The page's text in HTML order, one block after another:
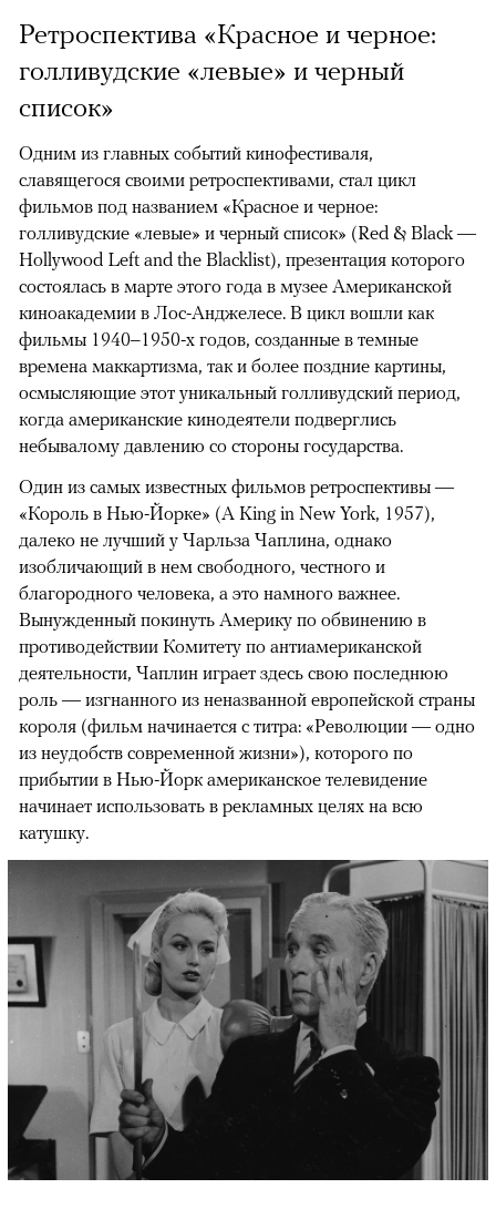
Ретроспектива «Красное и черное:
голливудские «левые» и черный
список»
Одним из главных событий кинофестиваля,
славящегося своими ретроспективами, стал цикл
фильмов под названием «Красное и черное:
голливудские «левые» и черный список» (Red & Black —
Hollywood Left and the Blacklist), презентация которого
состоялась в марте этого года в музее Американской
киноакадемии в Лос-Анджелесе. В цикл вошли как
фильмы 1940–1950-х годов, созданные в темные
времена маккартизма, так и более поздние картины,
осмысляющие этот уникальный голливудский период,
когда американские кинодеятели подверглись
небывалому давлению со стороны государства.
Один из самых известных фильмов ретроспективы —
«Король в Нью-Йорке» (A King in New York, 1957),
далеко не лучший у Чарльза Чаплина, однако
изобличающий в нем свободного, честного и
благородного человека, а это намного важнее.
Вынужденный покинуть Америку по обвинению в
противодействии Комитету по антиамериканской
деятельности, Чаплин играет здесь свою последнюю
роль — изгнанного из неназванной европейской страны
короля (фильм начинается с титра: «Революции — одно
из неудобств современной жизни»), которого по
прибытии в Нью-Йорк американское телевидение
начинает использовать в рекламных целях на всю
катушку.